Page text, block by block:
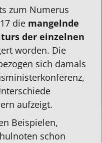
zum Numerus
die mangelnde
der einzelnen
worden. Die
sich damals
aufzeigt.
Beispielen,
schon